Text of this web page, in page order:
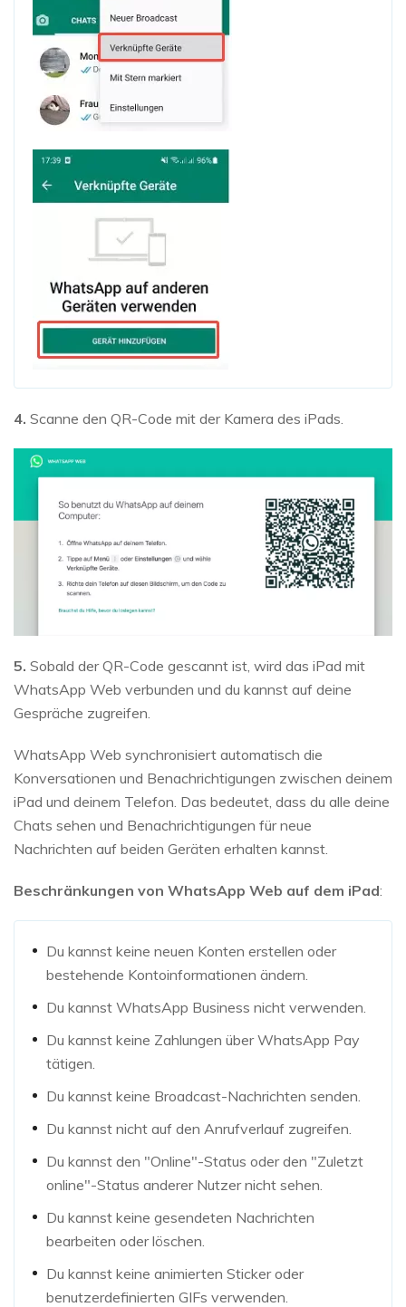
4. Scanne den QR-Code mit der Kamera des iPads.
5. Sobald der QR-Code gescannt ist, wird das iPad mit
WhatsApp Web verbunden und du kannst auf deine
Gespräche zugreifen.
WhatsApp Web synchronisiert automatisch die
Konversationen und Benachrichtigungen zwischen deinem
iPad und deinem Telefon. Das bedeutet, dass du alle deine
Chats sehen und Benachrichtigungen für neue
Nachrichten auf beiden Geräten erhalten kannst.
Beschränkungen von WhatsApp Web auf dem iPad:
Du kannst keine neuen Konten erstellen oder
bestehende Kontoinformationen ändern.
Du kannst WhatsApp Business nicht verwenden.
Du kannst keine Zahlungen über WhatsApp Pay
tätigen.
Du kannst keine Broadcast-Nachrichten senden.
Du kannst nicht auf den Anrufverlauf zugreifen.
Du kannst den "Online"-Status oder den "Zuletzt
online"-Status anderer Nutzer nicht sehen.
Du kannst keine gesendeten Nachrichten
bearbeiten oder löschen.
Du kannst keine animierten Sticker oder
benutzerdefinierten GIFs verwenden.